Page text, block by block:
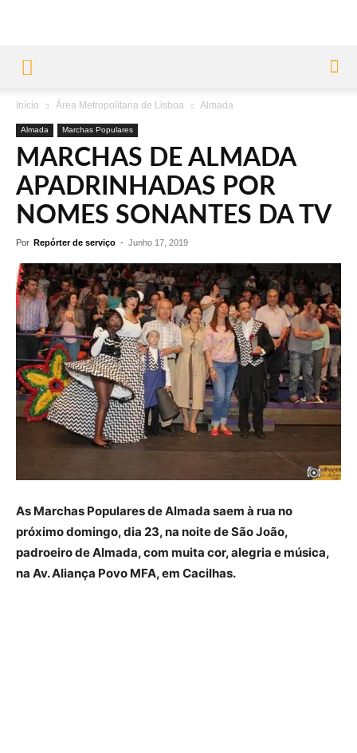
Início Área Metropolitana de Lisboa Almada
Almada Marchas Populares
MARCHAS DE ALMADA
APADRINHADAS POR
NOMES SONANTES DA TV
Por Repórter de serviço - Junho 17, 2019
As Marchas Populares de Almada saem à rua no
próximo domingo, dia 23, na noite de São João,
padroeiro de Almada, com muita cor, alegria e música,
na Av. Aliança Povo MFA, em Cacilhas.